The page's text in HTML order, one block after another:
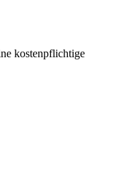
kostenpflichtige